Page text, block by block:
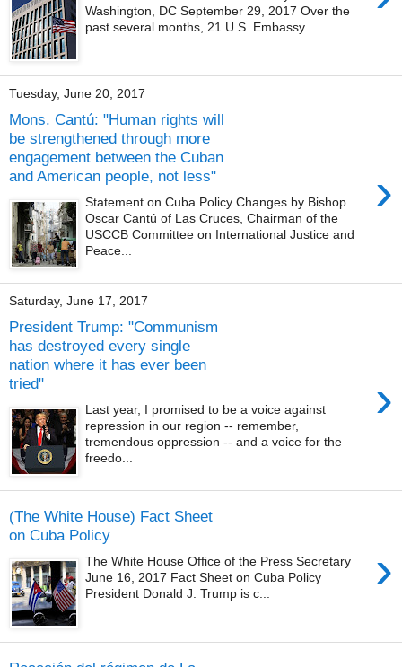
Washington, DC September 29, 2017 Over the
past several months, 21 U.S. Embassy...
Tuesday, June 20, 2017
Mons. Cantú: "Human rights will
be strengthened through more
engagement between the Cuban
and American people, not less"
›
Statement on Cuba Policy Changes by Bishop
Oscar Cantú of Las Cruces, Chairman of the
USCCB Committee on International Justice and
Peace...
Saturday, June 17, 2017
President Trump: "Communism
has destroyed every single
nation where it has ever been
tried"
›
Last year, I promised to be a voice against
repression in our region -- remember,
tremendous oppression -- and a voice for the
freedo...
(The White House) Fact Sheet
on Cuba Policy
›
The White House Office of the Press Secretary
June 16, 2017 Fact Sheet on Cuba Policy
President Donald J. Trump is c...